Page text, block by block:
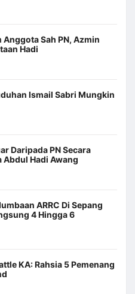
Anggota Sah PN, Azmin
Hadi
Ismail Sabri Mungkin
Daripada PN Secara
Abdul Hadi Awang
ARRC Di Sepang
4 Hingga 6
KA: Rahsia 5 Pemenang